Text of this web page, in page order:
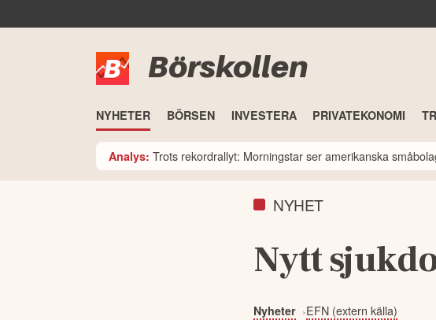
Börskollen
NYHETER BÖRSEN INVESTERA PRIVATEKONOMI
Analys: Trots rekordrallyt: Morningstar ser amerikanska
NYHET
Nytt
Nyheter EFN (extern källa)